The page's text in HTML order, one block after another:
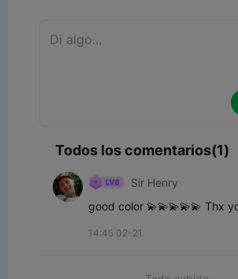
Todos los comentarios(1)
Sir Henry
good color 💫💫💫💫💫 Thx
14:45 02-21